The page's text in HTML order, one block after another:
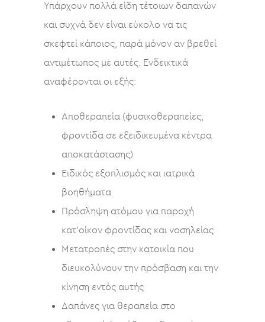
Υπάρχουν πολλά είδη τέτοιων δαπανών
και συχνά δεν είναι εύκολο να τις
σκεφτεί κάποιος, παρά μόνον αν βρεθεί
αντιμέτωπος με αυτές. Ενδεικτικά
αναφέρονται οι εξής:
Αποθεραπεία (φυσικοθεραπείες,
φροντίδα σε εξειδικευμένα κέντρα
αποκατάστασης)
Ειδικός εξοπλισμός και ιατρικά
βοηθήματα
Πρόσληψη ατόμου για παροχή
κατ’οίκον φροντίδας και νοσηλείας
Μετατροπές στην κατοικία που
διευκολύνουν την πρόσβαση και την
κίνηση εντός αυτής
Δαπάνες για θεραπεία στο